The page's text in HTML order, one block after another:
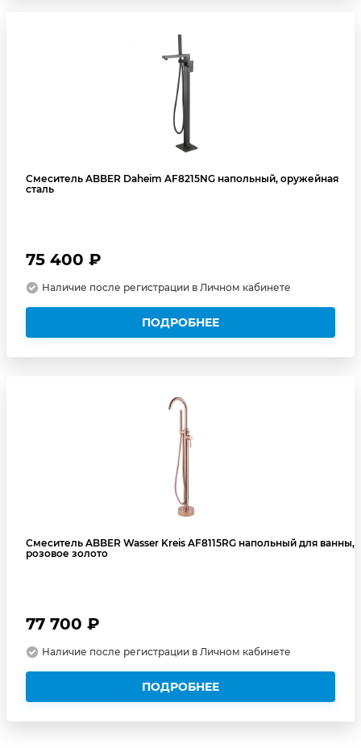
Смеситель ABBER Daheim AF8215NG напольный, оружейная
сталь
75 400 ₽
Наличие после регистрации в Личном кабинете
ПОДРОБНЕЕ
Смеситель ABBER Wasser Kreis AF8115RG напольный для ванны,
розовое золото
77 700 ₽
Наличие после регистрации в Личном кабинете
ПОДРОБНЕЕ